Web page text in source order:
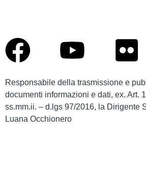
Responsabile della trasmissione e
documenti informazioni e dati, ex. Art.
ss.mm.ii. – d.lgs 97/2016, la Dirigente
Luana Occhionero